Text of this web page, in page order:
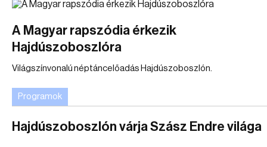
A Magyar rapszódia érkezik
Hajdúszoboszlóra
Világszínvonalú néptáncelőadás Hajdúszoboszlón.
Programok
Hajdúszoboszlón várja Szász Endre világa